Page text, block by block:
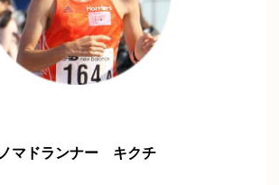
ノマドランナー キクチ